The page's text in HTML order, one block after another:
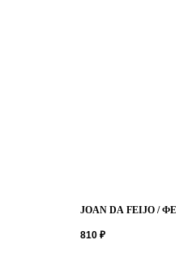
JOAN DA FEIJO /
810 ₽